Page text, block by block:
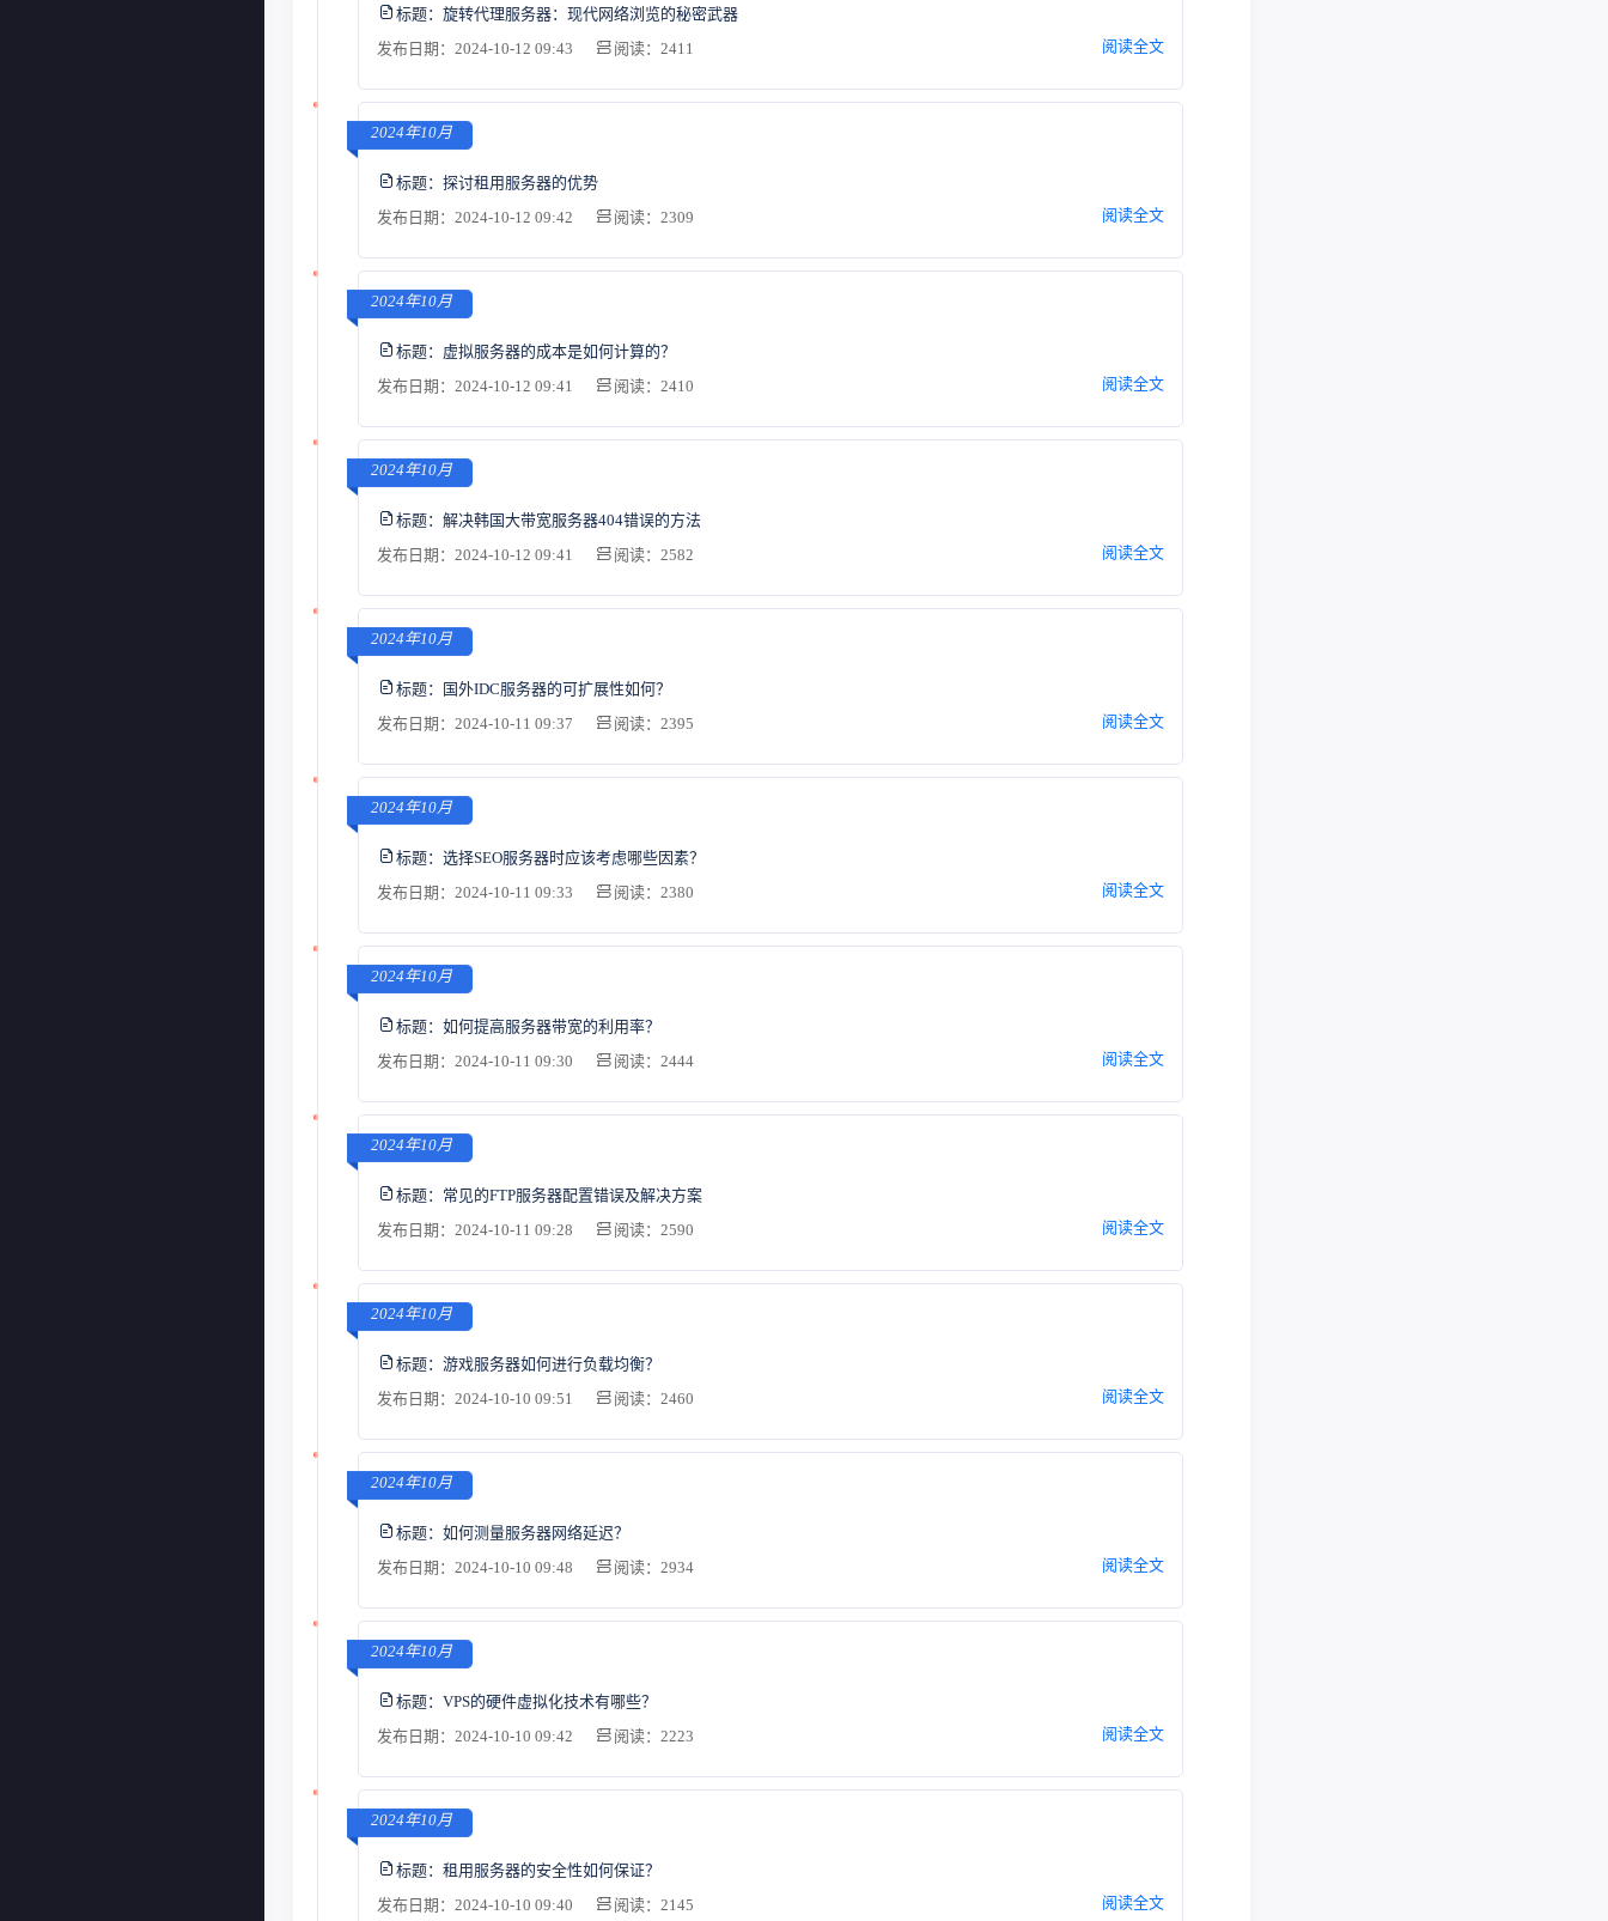
标题： 旋转代理服务器：现代网络浏览的秘密武器
发布日期：2024-10-12 09:43
阅读：2411 阅读全文
2024年10月
标题： 探讨租用服务器的优势
发布日期：2024-10-12 09:42
阅读：2309 阅读全文
2024年10月
标题： 虚拟服务器的成本是如何计算的？
发布日期：2024-10-12 09:41
阅读：2410 阅读全文
2024年10月
标题： 解决韩国大带宽服务器404错误的方法
发布日期：2024-10-12 09:41
阅读：2582 阅读全文
2024年10月
标题： 国外IDC服务器的可扩展性如何？
发布日期：2024-10-11 09:37
阅读：2395 阅读全文
2024年10月
标题： 选择SEO服务器时应该考虑哪些因素？
发布日期：2024-10-11 09:33
阅读：2380 阅读全文
2024年10月
标题： 如何提高服务器带宽的利用率？
发布日期：2024-10-11 09:30
阅读：2444 阅读全文
2024年10月
标题： 常见的FTP服务器配置错误及解决方案
发布日期：2024-10-11 09:28
阅读：2590 阅读全文
2024年10月
标题： 游戏服务器如何进行负载均衡？
发布日期：2024-10-10 09:51
阅读：2460 阅读全文
2024年10月
标题： 如何测量服务器网络延迟？
发布日期：2024-10-10 09:48
阅读：2934 阅读全文
2024年10月
标题： VPS的硬件虚拟化技术有哪些？
发布日期：2024-10-10 09:42
阅读：2223 阅读全文
2024年10月
标题： 租用服务器的安全性如何保证？
发布日期：2024-10-10 09:40
阅读：2145 阅读全文